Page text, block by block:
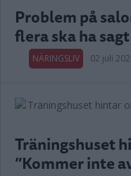
Problem på
flera ska ha
NÄRINGSLIV 02 juli
Träningshuset
”Kommer inte